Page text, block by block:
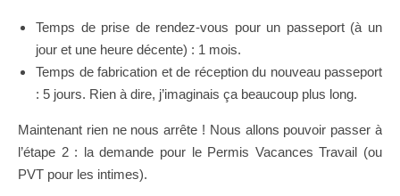
Temps de prise de rendez-vous pour un passeport (à un
jour et une heure décente) : 1 mois.
Temps de fabrication et de réception du nouveau passeport
: 5 jours. Rien à dire, j’imaginais ça beaucoup plus long.
Maintenant rien ne nous arrête ! Nous allons pouvoir passer à
l’étape 2 : la demande pour le Permis Vacances Travail (ou
PVT pour les intimes).